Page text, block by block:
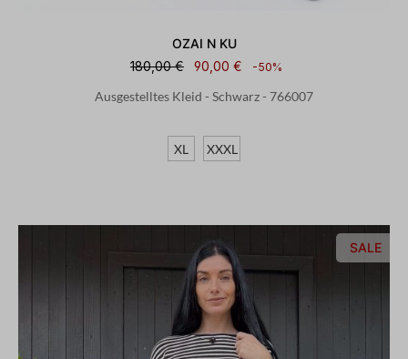
OZAI N KU
180,00 €
90,00 € -50%
Ausgestelltes Kleid - Schwarz - 766007
XL XXXL
SALE